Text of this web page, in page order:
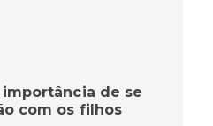
importância de se
com os filhos